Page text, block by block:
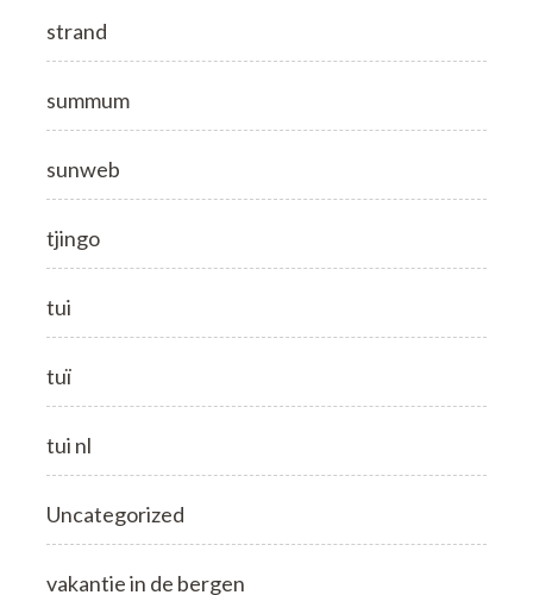
strand
summum
sunweb
tjingo
tui
tuï
tui nl
Uncategorized
vakantie in de bergen